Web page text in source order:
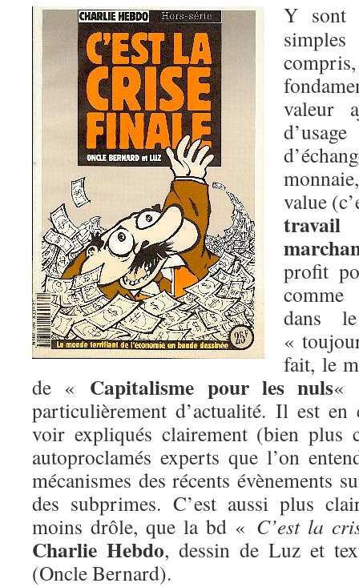
Y sont
valeur
value
travail
profit
comme
dans
«
fait, le
de « Capitalisme pour les nuls«
particulièrement d’actualité. Il est
voir expliqués clairement (bien plus
autoproclamés experts que l’on
mécanismes des récents évènements
des subprimes. C’est aussi plus
moins drôle, que la bd « C’est la
Charlie Hebdo, dessin de Luz et
(Oncle Bernard).